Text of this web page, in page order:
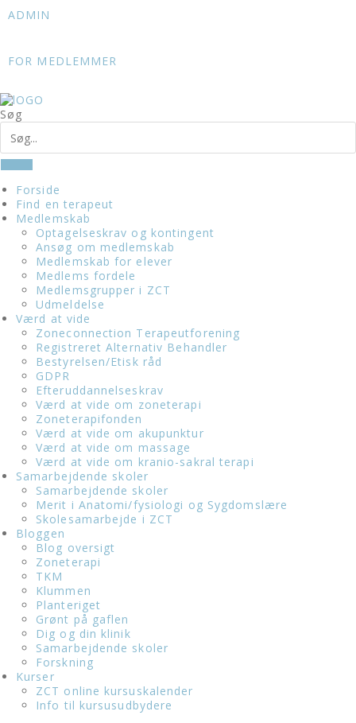
toADMIN
FOR MEDLEMMER
Søg
Forside
Find en terapeut
Medlemskab
Optagelseskrav og kontingent
Ansøg om medlemskab
Medlemskab for elever
Medlems fordele
Medlemsgrupper i ZCT
Udmeldelse
Værd at vide
Zoneconnection Terapeutforening
Registreret Alternativ Behandler
Bestyrelsen/Etisk råd
GDPR
Efteruddannelseskrav
Værd at vide om zoneterapi
Zoneterapifonden
Værd at vide om akupunktur
Værd at vide om massage
Værd at vide om kranio-sakral terapi
Samarbejdende skoler
Samarbejdende skoler
Merit i Anatomi/fysiologi og Sygdomslære
Skolesamarbejde i ZCT
Bloggen
Blog oversigt
Zoneterapi
TKM
Klummen
Planteriget
Grønt på gaflen
Dig og din klinik
Samarbejdende skoler
Forskning
Kurser
ZCT online kursuskalender
Info til kursusudbydere